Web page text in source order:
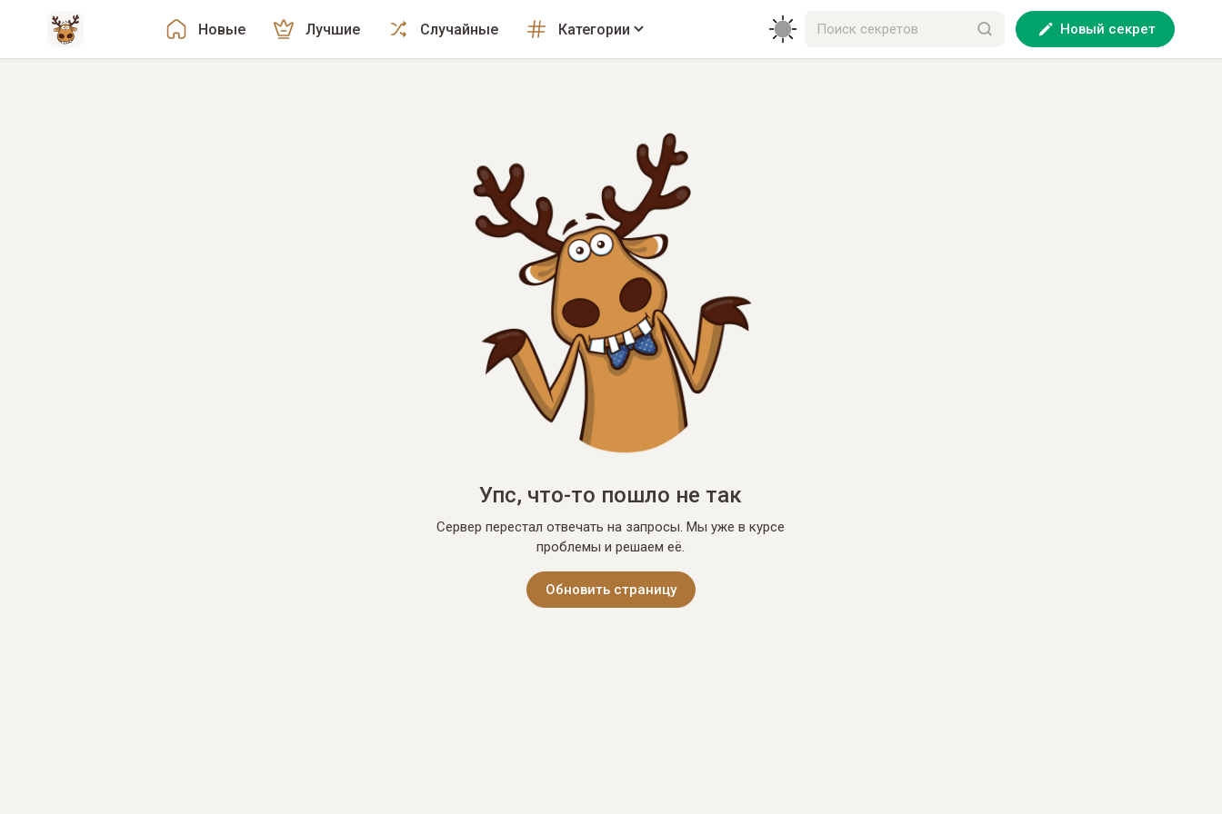
Новые Лучшие Случайные Категории Новый секрет
Упс, что-то пошло не так
Сервер перестал отвечать на запросы. Мы уже в курсе
проблемы и решаем её.
Обновить страницу